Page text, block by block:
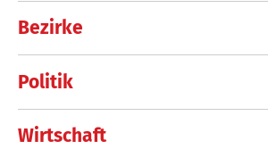
Bezirke
Politik
Wirtschaft